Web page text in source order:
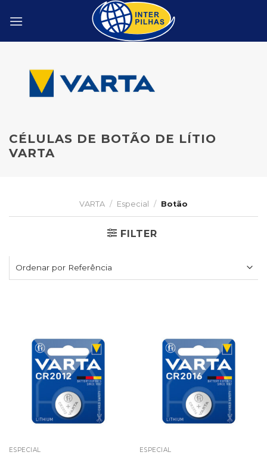
CÉLULAS DE BOTÃO DE LÍTIO
VARTA
VARTA / Especial / Botão
FILTER
ESPECIAL ESPECIAL